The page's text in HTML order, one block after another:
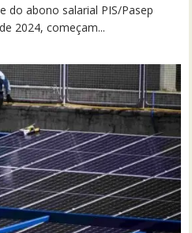
do abono salarial PIS/Pasep
2024, começam...